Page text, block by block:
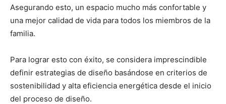
Asegurando esto, un espacio mucho más confortable y
una mejor calidad de vida para todos los miembros de la
familia.
Para lograr esto con éxito, se considera imprescindible
definir estrategias de diseño basándose en criterios de
sostenibilidad y alta eficiencia energética desde el inicio
del proceso de diseño.